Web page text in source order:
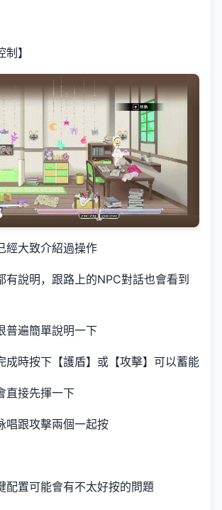
】
經大致介紹過操作
有說明，跟路上的NPC對話也會看到
普遍簡單說明一下
成時按下【護盾】或【攻擊】可以蓄能
直接先揮一下
唱跟攻擊兩個一起按
配置可能會有不太好按的問題